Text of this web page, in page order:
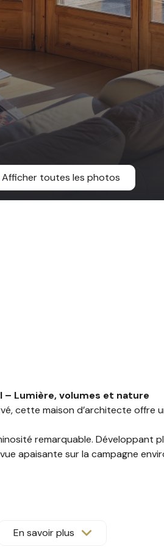
Afficher toutes les photos
– Lumière, volumes et nature
cette maison d’architecte offre
remarquable. Développant
apaisante sur la campagne
En savoir plus